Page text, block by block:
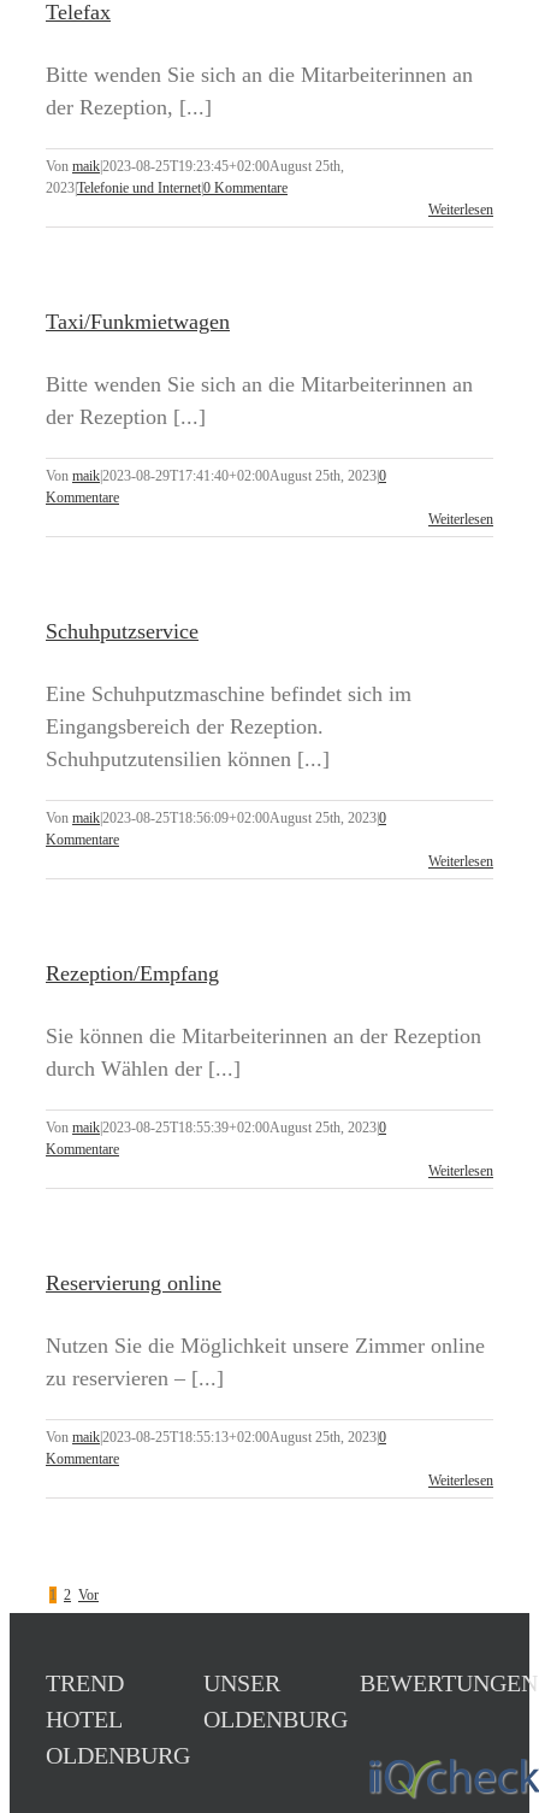
Telefax
Bitte wenden Sie sich an die Mitarbeiterinnen an
der Rezeption, [...]
Von maik2023-08-25T19:23:45+02:00August 25th,
2023Telefonie und Internet0 Kommentare
Weiterlesen
Taxi/Funkmietwagen
Bitte wenden Sie sich an die Mitarbeiterinnen an
der Rezeption [...]
Von maik2023-08-29T17:41:40+02:00August 25th, 20230
Kommentare
Weiterlesen
Schuhputzservice
Eine Schuhputzmaschine befindet sich im
Eingangsbereich der Rezeption.
Schuhputzutensilien können [...]
Von maik2023-08-25T18:56:09+02:00August 25th, 20230
Kommentare
Weiterlesen
Rezeption/Empfang
Sie können die Mitarbeiterinnen an der Rezeption
durch Wählen der [...]
Von maik2023-08-25T18:55:39+02:00August 25th, 20230
Kommentare
Weiterlesen
Reservierung online
Nutzen Sie die Möglichkeit unsere Zimmer online
zu reservieren – [...]
Von maik2023-08-25T18:55:13+02:00August 25th, 20230
Kommentare
Weiterlesen
1 2 Vor
TREND
HOTEL
OLDENBURG
UNSER
OLDENBURG
BEWERTUNGEN